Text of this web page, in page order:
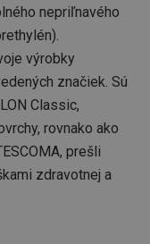
nepriľnavého
výrobky
značiek. Sú
Classic,
rovnako ako
prešli
zdravotnej a
Inc.
29 minút